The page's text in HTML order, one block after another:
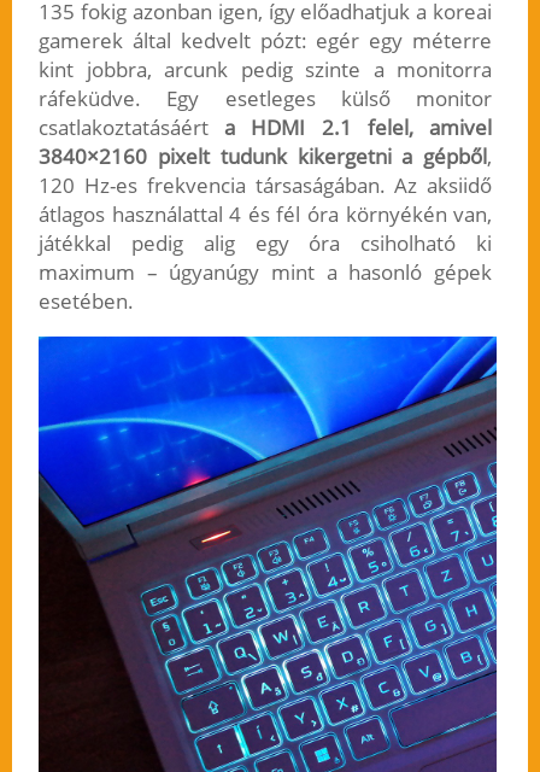
135 fokig azonban igen, így előadhatjuk a koreai
gamerek által kedvelt pózt: egér egy méterre
kint jobbra, arcunk pedig szinte a monitorra
ráfeküdve. Egy esetleges külső monitor
csatlakoztatásáérta HDMI 2.1 felel, amivel
3840×2160 pixelt tudunk kikergetni a gépből,
120 Hz-es frekvencia társaságában. Az aksiidő
átlagos használattal 4 és fél óra környékén van,
játékkal pedig alig egy óra csiholható ki
maximum – úgyanúgy mint a hasonló gépek
esetében.